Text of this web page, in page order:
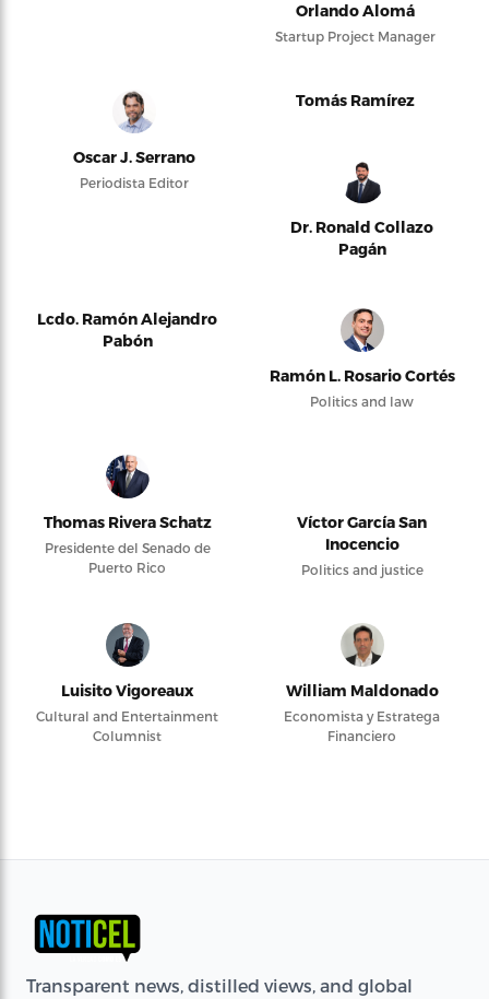
Orlando Alomá
Startup Project Manager
Oscar J. Serrano
Periodista Editor
Tomás Ramírez
Dr. Ronald Collazo
Pagán
Lcdo. Ramón Alejandro
Pabón
Ramón L. Rosario Cortés
Politics and law
Thomas Rivera Schatz
Presidente del Senado de
Puerto Rico
Víctor García San
Inocencio
Politics and justice
Luisito Vigoreaux
Cultural and Entertainment
Columnist
William Maldonado
Economista y Estratega
Financiero
Transparent news, distilled views, and global